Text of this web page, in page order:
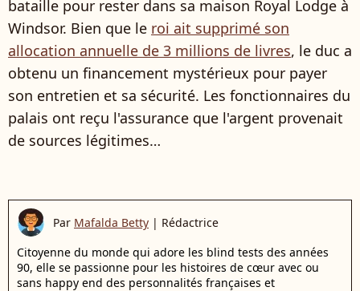
bataille pour rester dans sa maison Royal Lodge à
Windsor. Bien que le roi ait supprimé son
allocation annuelle de 3 millions de livres, le duc a
obtenu un financement mystérieux pour payer
son entretien et sa sécurité. Les fonctionnaires du
palais ont reçu l'assurance que l'argent provenait
de sources légitimes…
Par Mafalda Betty | Rédactrice
Citoyenne du monde qui adore les blind tests des années
90, elle se passionne pour les histoires de cœur avec ou
sans happy end des personnalités françaises et